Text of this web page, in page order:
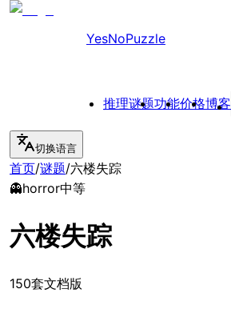
YesNoPuzzle
推理谜题功能价格博客
切换语言
首页/谜题/六楼失踪
👻horror中等
六楼失踪
150套文档版